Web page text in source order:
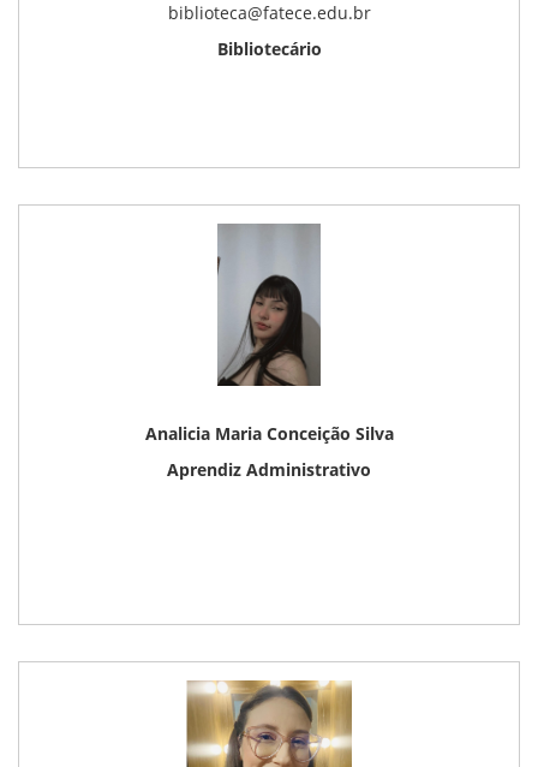
biblioteca@fatece.edu.br
Bibliotecário
Analicia Maria Conceição Silva
Aprendiz Administrativo